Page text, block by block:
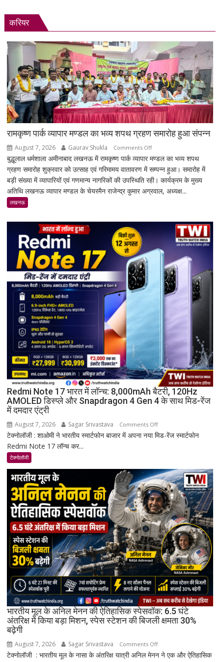
करियर
रामकृष्ण पार्क व्यापार मण्डल का भव्य शपथ ग्रहण समारोह हुआ संपन्न
August 7, 2026 Gaurav Shukla Comments Offon
रामकृष्ण
पार्क
व्यापार
मण्डल
शपथ
बुद्धूलाल धर्मशाला अमीनाबाद लखनऊ में रामकृष्ण पार्क व्यापार मण्डल का भव्य शपथ
ग्रहण समारोह शुक्रवार को उत्साह एवं गरिमामय वातावरण में सम्पन्न हुआ। समारोह में
बड़ी संख्या में व्यापारियों एवं गणमान्य नागरिकों की उपस्थिति रही। कार्यक्रम के मुख्य
अतिथि लखनऊ व्यापार मण्डल के चेयरमैन राजेन्द्र कुमार अग्रवाल, अध्यक्ष...
लखनऊ
Redmi Note 17 भारत में लॉन्च: 8,000mAh बैटरी, 120Hz
AMOLED डिस्प्ले और Snapdragon 4 Gen 4 के साथ मिड-रेंज
में दमदार एंट्री
August 7, 2026 Sagar Srivastava Comments Offon
Redmi
भारत
में
लॉन्च:
8,000mAh
बैटरी,
120Hz
AMOLED
डिस्प्ले
और
Snapdragon
4
Gen
4
के
साथ
रेंज
में
टेक्नोलॉजी : शाओमी ने भारतीय स्मार्टफोन बाजार में अपना नया मिड-रेंज स्मार्टफोन
Redmi Note 17 लॉन्च कर...
टेक्नोलॉजी
भारतीय मूल के अनिल मेनन की ऐतिहासिक स्पेसवॉक: 6.5 घंटे
अंतरिक्ष में किया बड़ा मिशन, स्पेस स्टेशन की बिजली क्षमता 30%
बढ़ेगी
August 7, 2026 Sagar Srivastava Comments Offon
भारतीय
टेक्नोलॉजी : भारतीय मूल के नासा के अंतरिक्ष यात्री अनिल मेनन ने एक और ऐतिहासिक